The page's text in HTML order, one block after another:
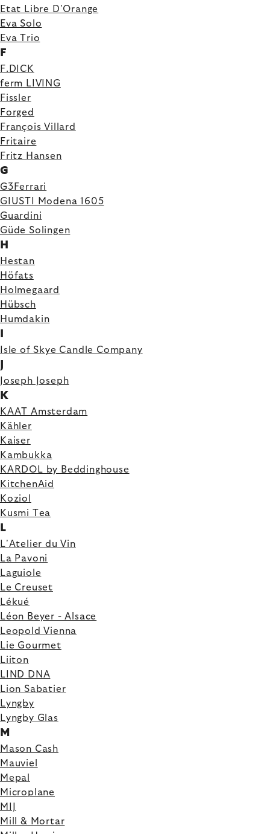
Etat Libre D'Orange
Eva Solo
Eva Trio
F
F.DICK
ferm LIVING
Fissler
Forged
François Villard
Fritaire
Fritz Hansen
G
G3Ferrari
GIUSTI Modena 1605
Guardini
Güde Solingen
H
Hestan
Höfats
Holmegaard
Hübsch
Humdakin
Isle of Skye Candle Company
Joseph Joseph
K
KAAT Amsterdam
Kähler
Kaiser
Kambukka
KARDOL by Beddinghouse
KitchenAid
Koziol
Kusmi Tea
L
L'Atelier du Vin
La Pavoni
Laguiole
Le Creuset
Lékué
Léon Beyer - Alsace
Leopold Vienna
Lie Gourmet
Liiton
LIND DNA
Lion Sabatier
Lyngby
Lyngby Glas
M
Mason Cash
Mauviel
Mepal
Microplane
MIJ
Mill & Mortar